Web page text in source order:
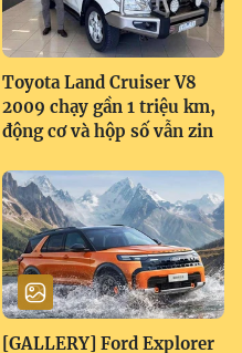
Toyota Land Cruiser V8
2009 chạy gần 1 triệu km,
động cơ và hộp số vẫn zin
[GALLERY] Ford Explorer